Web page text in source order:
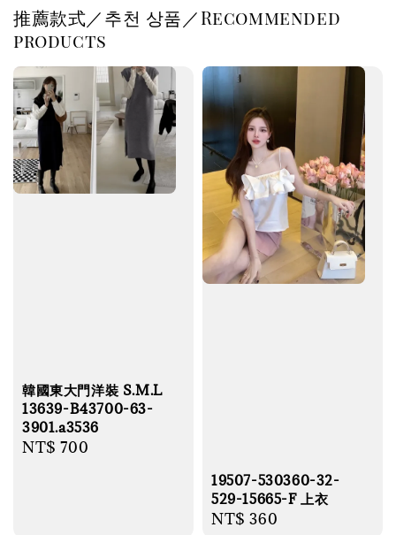
推薦款式／추천 상품／Recommended
products
韓國東大門洋裝 S.M.L
13639-B43700-63-
3901.a3536
Regular
NT$ 700
19507-530360-32-
529-15665-F 上衣
Regular
NT$ 360